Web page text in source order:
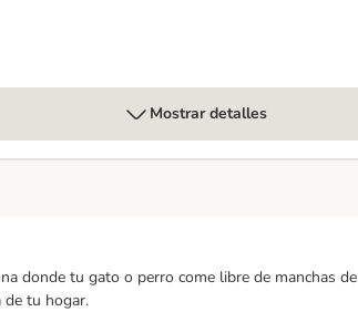
Mostrar detalles
donde tu gato o perro come libre de manchas de
de tu hogar.